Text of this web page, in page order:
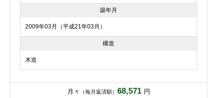
築年月
2009年03月（平成21年03月）
構造
木造
月々 （毎月返済額） 68,571 円